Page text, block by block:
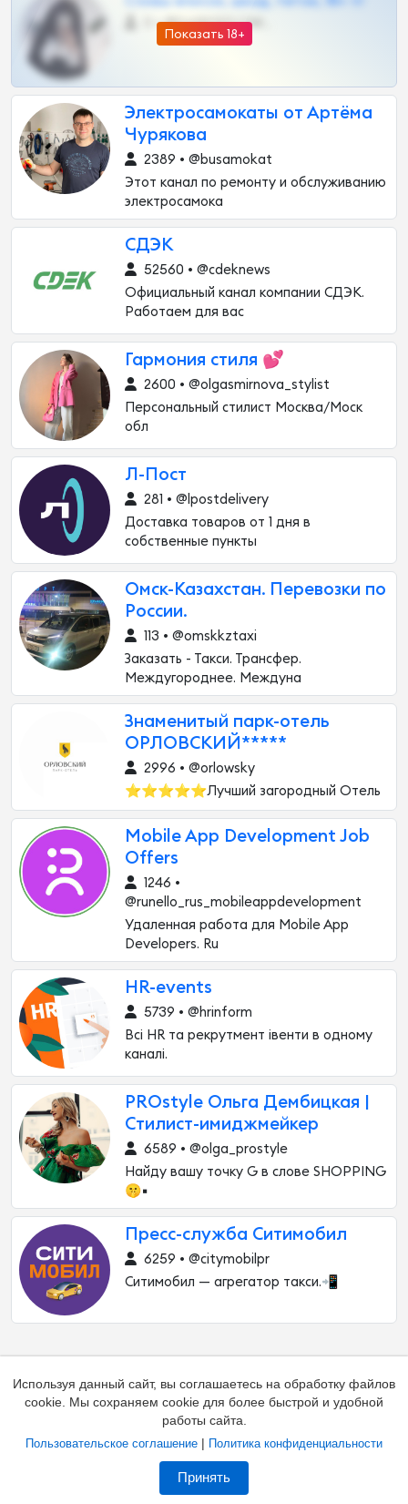
Показать 18+
0 •
Электросамокаты от Артёма
Чурякова
2389 • @busamokat
Этот канал по ремонту и обслуживанию
электросамока
СДЭК
52560 • @cdeknews
Официальный канал компании СДЭК.
Работаем для вас
Гармония стиля 💕
2600 • @olgasmirnova_stylist
Персональный стилист Москва/Моск
обл
Л-Пост
281 • @lpostdelivery
Доставка товаров от 1 дня в
собственные пункты
Омск-Казахстан. Перевозки по
России.
113 • @omskkztaxi
Заказать - Такси. Трансфер.
Междугороднее. Междуна
Знаменитый парк-отель
ОРЛОВСКИЙ*****
2996 • @orlowsky
⭐⭐⭐⭐⭐Лучший загородный Отель
Mobile App Development Job
Offers
1246 •
@runello_rus_mobileappdevelopment
Удаленная работа для Mobile App
Developers. Ru
HR-events
5739 • @hrinform
Всі HR та рекрутмент івенти в одному
каналі.
PROstyle Ольга Дембицкая |
Стилист-имиджмейкер
6589 • @olga_prostyle
Найду вашу точку G в слове SHOPPING
🤫▪️
Пресс-служба Ситимобил
6259 • @citymobilpr
Ситимобил — агрегатор такси.📲
Контакты
Используя данный сайт, вы соглашаетесь на обработку файлов
cookie. Мы сохраняем cookie для более быстрой и удобной
работы сайта.
Пользовательское соглашение | Политика конфиденциальности
Принять